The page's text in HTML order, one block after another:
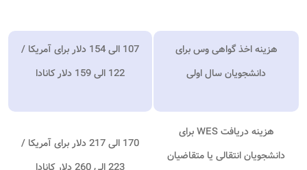
هزینه اخذ گواهی وس برای
دانشجویان سال اولی
107 الی 154 دلار برای آمریکا /
122 الی 159 دلار کانادا
هزینه دریافتWESبرای
دانشجویان انتقالی یا متقاضیان
170 الی 217 دلار برای آمریکا /